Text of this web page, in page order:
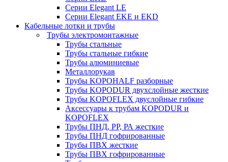
Серии Elegant LE
Серии Elegant EKE и EKD
Кабельные лотки и трубы
Трубы электромонтажные
Трубы стальные
Трубы стальные гибкие
Трубы алюминиевые
Металлорукав
Трубы KOPOHALF разборные
Трубы KOPODUR двухслойные жесткие
Трубы KOPOFLEX двуслойные гибкие
Аксессуары к трубам KOPODUR и
KOPOFLEX
Трубы ПНД, РР, РА жесткие
Трубы ПНД гофрированные
Трубы ПВХ жесткие
Трубы ПВХ гофрированные